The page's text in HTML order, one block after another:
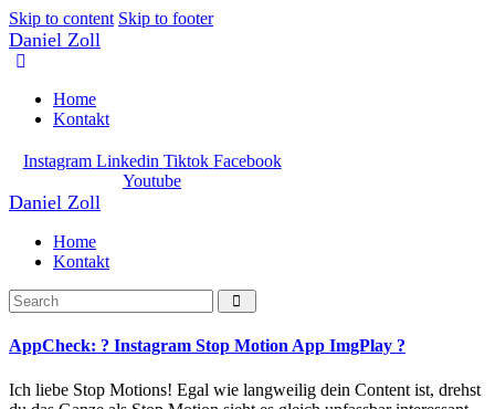
Skip to content Skip to footer
Daniel Zoll
Home
Kontakt
Instagram Linkedin Tiktok Facebook
Youtube
Daniel Zoll
Home
Kontakt
AppCheck: ? Instagram Stop Motion App ImgPlay ?
Ich liebe Stop Motions! Egal wie langweilig dein Content ist, drehst